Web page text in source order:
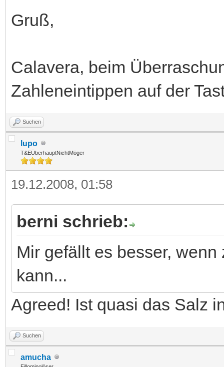
Gruß,
Calavera, beim
Zahleneintippen auf der
Suchen
lupo
T&EÜberhauptNichtMöger
19.12.2008, 01:58
berni schrieb:
Mir gefällt es besser,
kann...
Agreed! Ist quasi das Salz
Suchen
amucha